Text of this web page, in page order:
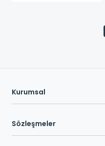
Kurumsal
Sözleşmeler